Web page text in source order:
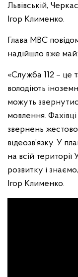
Львівській,
Ігор Клименко.
Глава МВС
надійшло вже
«Служба 112 – це
володіють
можуть
мовлення.
звернень
відеозв’язку. У
на всій
розвитку і
Ігор Клименко.